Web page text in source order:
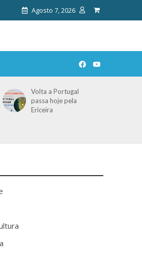
Agosto 7, 2026
Volta a Portugal
passa hoje pela
Ericeira